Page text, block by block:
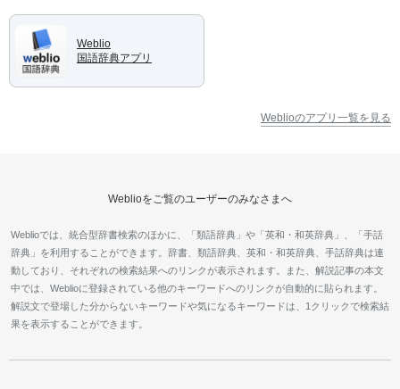
Weblio
国語辞典アプリ
Weblioのアプリ一覧を見る
Weblioをご覧のユーザーのみなさまへ
Weblioでは、統合型辞書検索のほかに、「類語辞典」や「英和・和英辞典」、「手話
辞典」を利用することができます。辞書、類語辞典、英和・和英辞典、手話辞典は連
動しており、それぞれの検索結果へのリンクが表示されます。また、解説記事の本文
中では、Weblioに登録されている他のキーワードへのリンクが自動的に貼られます。
解説文で登場した分からないキーワードや気になるキーワードは、1クリックで検索結
果を表示することができます。